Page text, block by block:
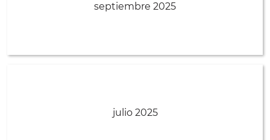
septiembre 2025
julio 2025